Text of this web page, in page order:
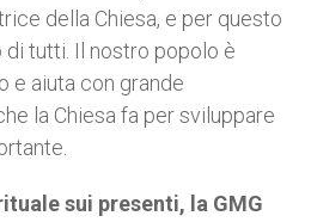
della Chiesa, e per questo
di tutti. Il nostro popolo è
e aiuta con grande
la Chiesa fa per sviluppare
sui presenti, la GMG